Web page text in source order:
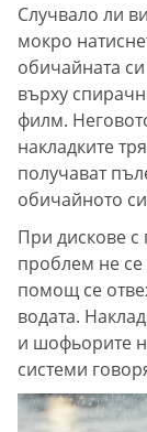
Случвало ли
мокро
обичайната
върху
филм.
накладките
получават
обичайното
При дискове
проблем не се
помощ се
водата.
и шофьорите
системи